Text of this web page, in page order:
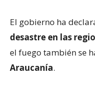
El gobierno ha
desastre en las
el fuego también se
Araucanía.